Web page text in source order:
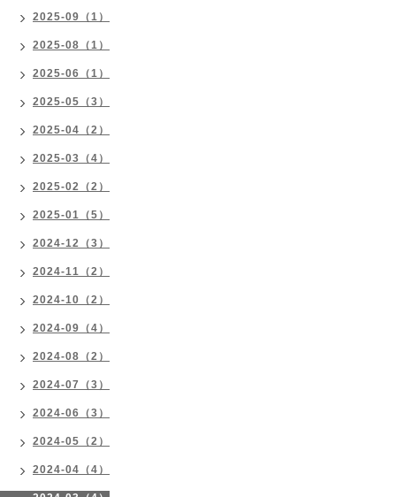
2025-09（1）
2025-08（1）
2025-06（1）
2025-05（3）
2025-04（2）
2025-03（4）
2025-02（2）
2025-01（5）
2024-12（3）
2024-11（2）
2024-10（2）
2024-09（4）
2024-08（2）
2024-07（3）
2024-06（3）
2024-05（2）
2024-04（4）